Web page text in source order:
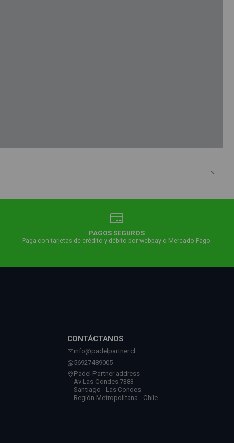
PAGOS SEGUROS
Paga con tarjetas de crédito y débito por webpay o Mercado Pago.
CONTÁCTANOS
info@padelpartner.cl
56927489005
Padel Partner address
Av Las Condes 7383
Santiago - Las Condes
Región Metropolitana - Chile